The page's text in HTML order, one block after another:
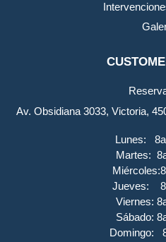
Av. Obsidiana 3033, Victoria,
Lunes:
Martes:
Jueves:
Viernes:
Sábado:
Domingo: